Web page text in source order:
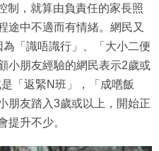
制，就算由負責任的家長照
途中不適而有情緒。網民又
「識唔識行」、「大小二便
小朋友經驗的網民表示2歲或
「返緊N班」，「成嚿飯
朋友踏入3歲或以上，開始正
提升不少。